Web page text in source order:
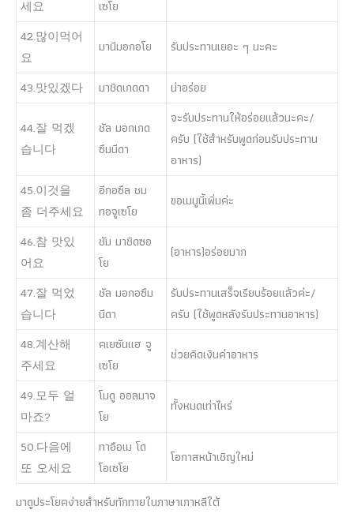
세요 เซโย
42.많이먹어
요
มานีมอกอโย รับประทานเยอะ ๆ นะคะ
43.맛있겠다 มาชิดเกดดา น่าอร่อย
44.잘 먹겠
습니다
ชัล มอกเกด
ซึมนีดา
จะรับประทานให้อร่อยแล้วนะคะ/
ครับ (ใช้สำหรับพูดก่อนรับประทาน
อาหาร)
45.이것을
좀 더주세요
อีกอซึล ชม
ทอจูเซโย
ขอเมนูนี้เพิ่มค่ะ
46.참 맛있
어요
ชัม มาชิดซอ
โย
(อาหาร)อร่อยมาก
47.잘 먹었
습니다
ชัล มอกอซึม
นีดา
รับประทานเสร็จเรียบร้อยแล้วค่ะ/
ครับ (ใช้พูดหลังรับประทานอาหาร)
48.계산해
주세요
คเยซันแฮ จู
เซโย
ช่วยคิดเงินค่าอาหาร
49.모두 얼
마죠?
โมดู ออลมาจ
โย
ทั้งหมดเท่าไหร่
50.다음에
또 오세요
ทาอือเม โด
โอเซโย
โอกาสหน้าเชิญใหม่
มาดูประโยคง่ายสำหรับทักทายในภาษาเกาหลีใต้